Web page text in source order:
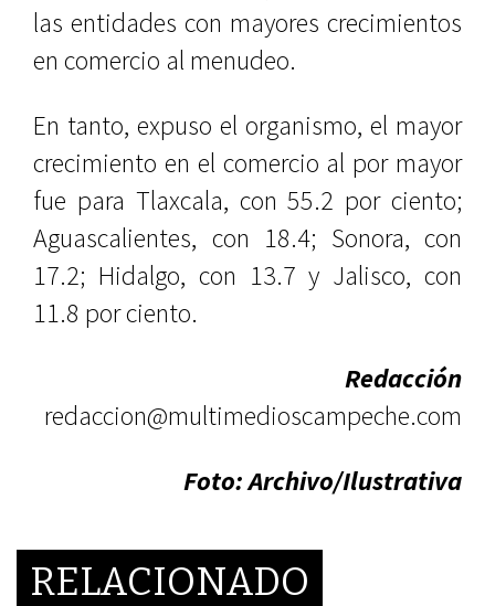
las entidades con mayores crecimientos
en comercio al menudeo.
En tanto, expuso el organismo, el mayor
crecimiento en el comercio al por mayor
fue para Tlaxcala, con 55.2 por ciento;
Aguascalientes, con 18.4; Sonora, con
17.2; Hidalgo, con 13.7 y Jalisco, con
11.8 por ciento.
Redacción
redaccion@multimedioscampeche.com
Foto: Archivo/Ilustrativa
RELACIONADO